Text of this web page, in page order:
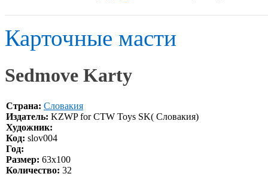
Карточные масти
Sedmove Karty
Страна: Словакия
Издатель: KZWP for CTW Toys SK( Словакия)
Художник:
Код: slov004
Год:
Размер: 63х100
Количество: 32